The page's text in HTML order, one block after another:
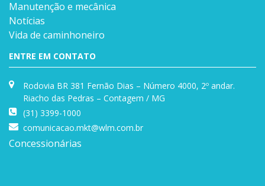
Manutenção e mecânica
Notícias
Vida de caminhoneiro
ENTRE EM CONTATO
Rodovia BR 381 Fernão Dias – Número 4000, 2º andar.
Riacho das Pedras – Contagem / MG
(31) 3399-1000
comunicacao.mkt@wlm.com.br
Concessionárias